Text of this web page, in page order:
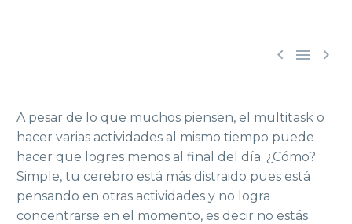
  
A pesar de lo que muchos piensen, el multitask o
hacer varias actividades al mismo tiempo puede
hacer que logres menos al final del día. ¿Cómo?
Simple, tu cerebro está más distraido pues está
pensando en otras actividades y no logra
concentrarse en el momento, es decir no estás